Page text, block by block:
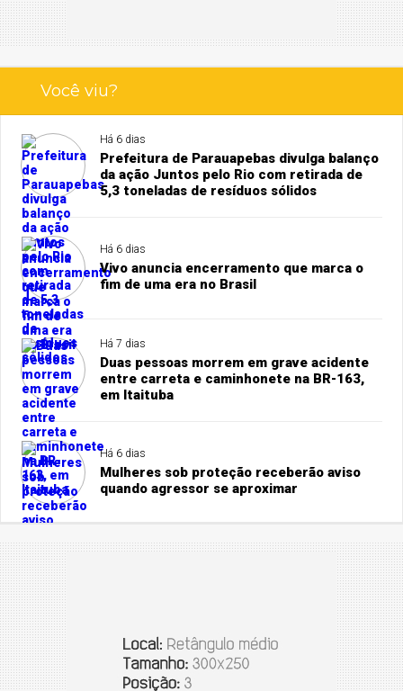
Você viu?
Há 6 dias
Prefeitura de Parauapebas divulga balanço
da ação Juntos pelo Rio com retirada de
5,3 toneladas de resíduos sólidos
Há 6 dias
Vivo anuncia encerramento que marca o
fim de uma era no Brasil
Há 7 dias
Duas pessoas morrem em grave acidente
entre carreta e caminhonete na BR-163,
em Itaituba
Há 6 dias
Mulheres sob proteção receberão aviso
quando agressor se aproximar